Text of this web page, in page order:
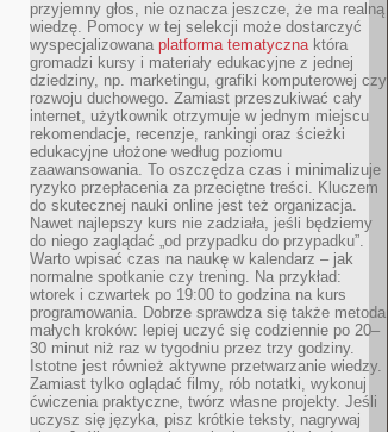
przyjemny głos, nie oznacza jeszcze, że ma realną
wiedzę. Pomocy w tej selekcji może dostarczyć
wyspecjalizowana platforma tematycznaktóra
gromadzi kursy i materiały edukacyjne z jednej
dziedziny, np. marketingu, grafiki komputerowej czy
rozwoju duchowego. Zamiast przeszukiwać cały
internet, użytkownik otrzymuje w jednym miejscu
rekomendacje, recenzje, rankingi oraz ścieżki
edukacyjne ułożone według poziomu
zaawansowania. To oszczędza czas i minimalizuje
ryzyko przepłacenia za przeciętne treści. Kluczem
do skutecznej nauki online jest też organizacja.
Nawet najlepszy kurs nie zadziała, jeśli będziemy
do niego zaglądać „od przypadku do przypadku”.
Warto wpisać czas na naukę w kalendarz – jak
normalne spotkanie czy trening. Na przykład:
wtorek i czwartek po 19:00 to godzina na kurs
programowania. Dobrze sprawdza się także metoda
małych kroków: lepiej uczyć się codziennie po 20–
30 minut niż raz w tygodniu przez trzy godziny.
Istotne jest również aktywne przetwarzanie wiedzy.
Zamiast tylko oglądać filmy, rób notatki, wykonuj
ćwiczenia praktyczne, twórz własne projekty. Jeśli
uczysz się języka, pisz krótkie teksty, nagrywaj